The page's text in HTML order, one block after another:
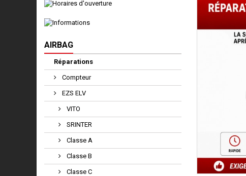
AIRBAG
Réparations
Compteur
EZS ELV
VITO
SRINTER
Classe A
Classe B
Classe C